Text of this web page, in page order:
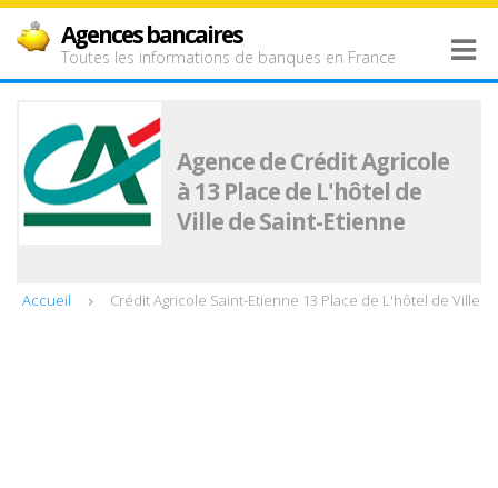
Agences bancaires
Toutes les informations de banques en France
Agence de Crédit Agricole
à 13 Place de L'hôtel de
Ville de Saint-Etienne
Accueil Crédit Agricole Saint-Etienne 13 Place de L'hôtel de Ville